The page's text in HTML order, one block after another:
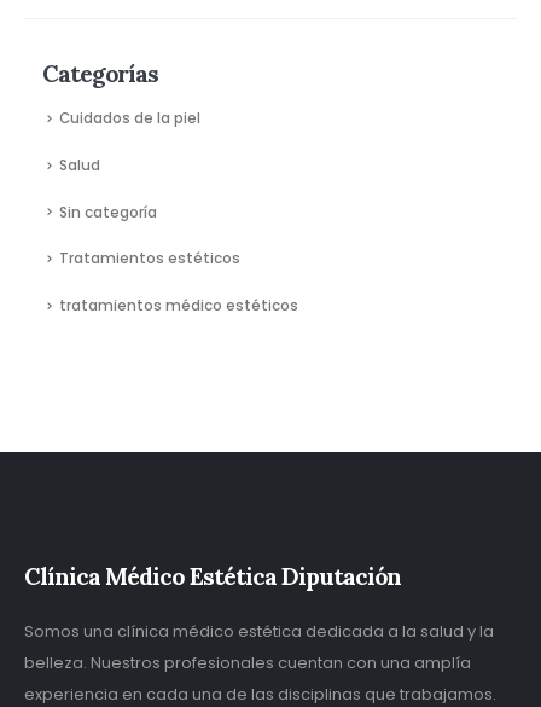
Categorías
Cuidados de la piel
Salud
Sin categoría
Tratamientos estéticos
tratamientos médico estéticos
Clínica Médico Estética Diputación
Somos una clínica médico estética dedicada a la salud y la
belleza. Nuestros profesionales cuentan con una amplía
experiencia en cada una de las disciplinas que trabajamos.